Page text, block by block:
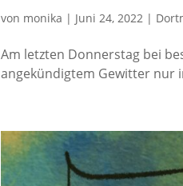
von monika | Juni 24, 2022 |
Am letzten Donnerstag bei
angekündigtem Gewitter nur